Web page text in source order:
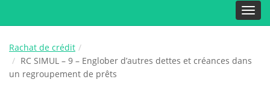
Rachat de crédit
RC SIMUL – 9 – Englober d’autres dettes et créances dans
un regroupement de prêts